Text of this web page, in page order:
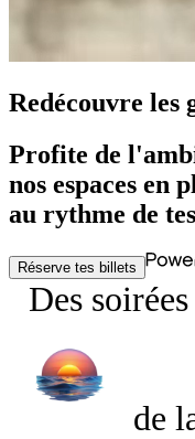
Redécouvre les
Profite de
nos espaces en
au rythme de
Réserve tes billets
Des
de